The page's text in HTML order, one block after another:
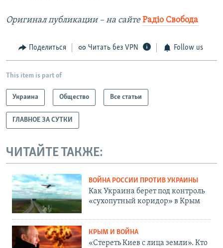
Оригинал публикации – на сайте Радіо Свобода
Поделиться Читать без VPN Follow us
This item is part of
Украина Общество Все статьи
ГЛАВНОЕ ЗА СУТКИ
ЧИТАЙТЕ ТАКЖЕ:
ВОЙНА РОССИИ ПРОТИВ УКРАИНЫ
Как Украина берет под контроль
«сухопутный коридор» в Крым
КРЫМ И ВОЙНА
«Стереть Киев с лица земли». Кто